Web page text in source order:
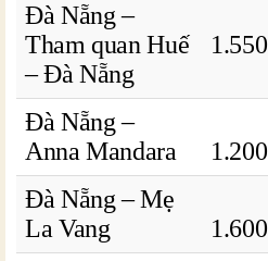
Đà Nẵng –
Tham quan Huế
– Đà Nẵng
1.550
Đà Nẵng –
Anna Mandara
1.200
Đà Nẵng – Mẹ
La Vang
1.600